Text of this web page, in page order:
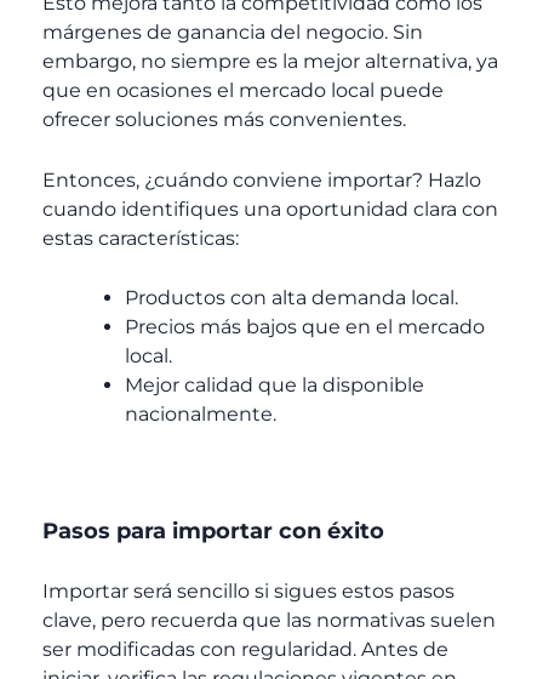
márgenes de ganancia del negocio. Sin
embargo, no siempre es la mejor alternativa, ya
que en ocasiones el mercado local puede
ofrecer soluciones más convenientes.
Entonces, ¿cuándo conviene importar? Hazlo
cuando identifiques una oportunidad clara con
estas características:
Productos con alta demanda local.
Precios más bajos que en el mercado
local.
Mejor calidad que la disponible
nacionalmente.
Pasos para importar con éxito
Importar será sencillo si sigues estos pasos
clave, pero recuerda que las normativas suelen
ser modificadas con regularidad. Antes de